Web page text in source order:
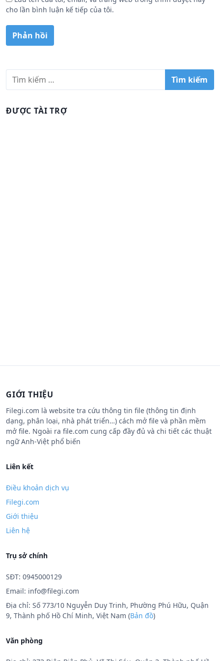
cho lần bình luận kế tiếp của tôi.
iĐƯỢC TÀI TRỢ
GIỚI THIỆU
Filegi.com là website tra cứu thông tin file (thông tin định
dạng, phân loại, nhà phát triển…) cách mở file và phần mềm
mở file. Ngoài ra file.com cung cấp đầy đủ và chi tiết các thuật
ngữ Anh-Việt phổ biến
Liên kết
Điều khoản dịch vụ
Filegi.com
Giới thiệu
Liên hệ
Trụ sở chính
SĐT: 0945000129
Email: info@filegi.com
Địa chỉ: Số 773/10 Nguyễn Duy Trinh, Phường Phú Hữu, Quận
9, Thành phố Hồ Chí Minh, Việt Nam (Bản đồ)
Văn phòng